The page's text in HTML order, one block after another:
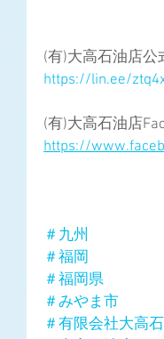
(有)大高石油店公
https://lin.ee/
(有)大高石油店
https://
＃九州
＃福岡
＃福岡県
＃みやま市
＃有限会社大高